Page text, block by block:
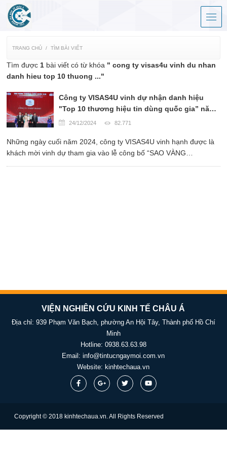
TRANG CHỦ TÌM BÀI VIẾT
Tìm được 1 bài viết có từ khóa " cong ty visas4u vinh du nhan
danh hieu top 10 thuong ..."
Công ty VISAS4U vinh dự nhận danh hiệu
"Top 10 thương hiệu tin dùng quốc gia” năm
2024".24/12/2024 82.771
Những ngày cuối năm 2024, công ty VISAS4U vinh hạnh được là
khách mời vinh dự tham gia vào lễ công bố “SAO VÀNG
VIỆN NGHIÊN CỨU KINH TẾ CHÂU Á
Địa chỉ: 939 Phạm Văn Bạch, phường An Hội Tây, Thành phố Hồ Chí
Minh
Hotline: 0938.63.63.98
Email:info@tintucngaymoi.com.vn
Website: kinhtechaua.vn
Copyright © 2018 kinhtechaua.vn. All Rights Reserved